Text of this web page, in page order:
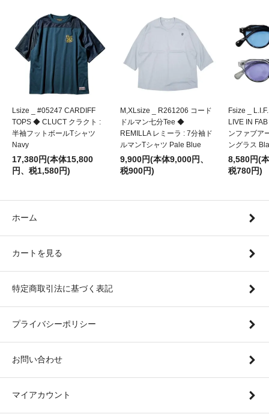
Lsize _ #05247 CARDIFF
TOPS ◆ CLUCT クラクト :
半袖フットボールTシャツ
Navy
17,380円(本体15,800
円、税1,580円)
M,XLsize _ R261206 コード
ドルマン七分Tee ◆
REMILLA レミーラ : 7分袖ド
ルマンTシャツ Pale Blue
9,900円(本体9,000円、
税900円)
Fsize _
LIVE IN
ンファブア
ングラス
8,580円(
税780円)
ホーム
カートを見る
特定商取引法に基づく表記
プライバシーポリシー
お問い合わせ
マイアカウント